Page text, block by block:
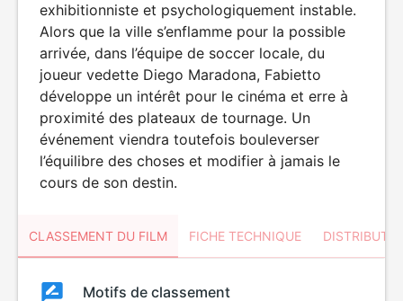
exhibitionniste et psychologiquement instable.
Alors que la ville s’enflamme pour la possible
arrivée, dans l’équipe de soccer locale, du
joueur vedette Diego Maradona, Fabietto
développe un intérêt pour le cinéma et erre à
proximité des plateaux de tournage. Un
événement viendra toutefois bouleverser
l’équilibre des choses et modifier à jamais le
cours de son destin.
CLASSEMENT DU FILM FICHE TECHNIQUE
ClassementClassement
Motifs de classement